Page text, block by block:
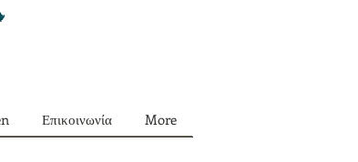
Επικοινωνία More